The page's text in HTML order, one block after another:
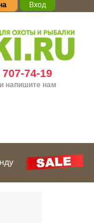
Вход
74-19
напишите нам